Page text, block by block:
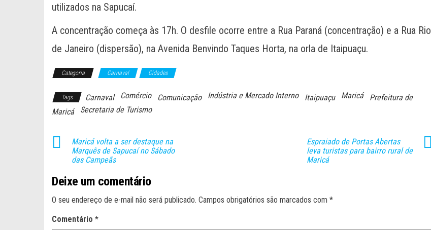
utilizados na Sapucaí.
A concentração começa às 17h. O desfile ocorre entre a Rua Paraná (concentração) e a Rua Rio
de Janeiro (dispersão), na Avenida Benvindo Taques Horta, na orla de Itaipuaçu.
Categoria Carnaval Cidades
Tags Carnaval Comércio Comunicação Indústria e Mercado Interno Itaipuaçu Maricá
Prefeitura de
Maricá
Secretaria de Turismo
Maricá volta a ser destaque na
Marquês de Sapucaí no Sábado
das Campeãs
Espraiado de Portas Abertas
leva turistas para bairro rural de
Maricá
Deixe um comentário
O seu endereço de e-mail não será publicado. Campos obrigatórios são marcados com *
Comentário *